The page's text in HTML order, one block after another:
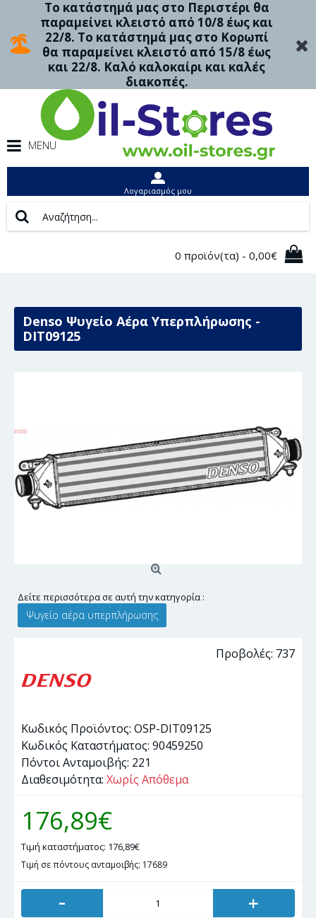
Το κατάστημά μας στο Περιστέρι θα
παραμείνει κλειστό από 10/8 έως και
22/8. Το κατάστημά μας στο Κορωπί
θα παραμείνει κλειστό από 15/8 έως
και 22/8. Καλό καλοκαίρι και καλές
διακοπές.
MENU
Λογαριασμός μου
0 προϊόν(τα) - 0,00€
Denso Ψυγείο Αέρα Υπερπλήρωσης -
DIT09125
Δείτε περισσότερα σε αυτή την κατηγορία :
Ψυγείο αέρα υπερπλήρωσης
Προβολές: 737
Κωδικός Προϊόντος: OSP-DIT09125
Κωδικός Καταστήματος: 90459250
Πόντοι Ανταμοιβής: 221
Διαθεσιμότητα: Χωρίς Απόθεμα
176,89€
Τιμή καταστήματος: 176,89€
Τιμή σε πόντους ανταμοιβής: 17689
- +